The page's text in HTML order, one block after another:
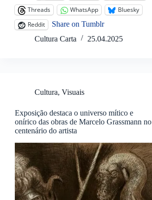
Threads
WhatsApp
Bluesky
Reddit
Share on Tumblr
Cultura Carta
25.04.2025
Cultura, Visuais
Exposição destaca o universo mítico e
onírico das obras de Marcelo Grassmann no
centenário do artista